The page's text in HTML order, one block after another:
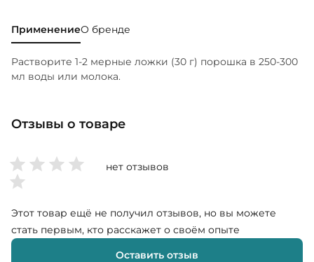
ПрименениеО бренде
Растворите 1-2 мерные ложки (30 г) порошка в 250-300
мл воды или молока.
Отзывы о товаре
нет отзывов
Этот товар ещё не получил отзывов, но вы можете
стать первым, кто расскажет о своём опыте
Оставить отзыв